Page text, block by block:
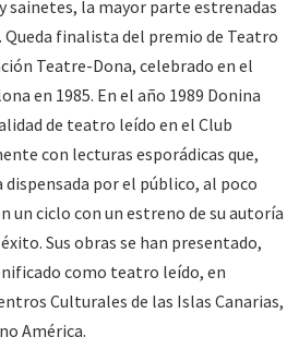
la mayor parte estrenadas
Queda finalista del premio de Teatro
Teatre-Dona, celebrado en el
en 1985. En el año 1989 Donina
de teatro leído en el Club
con lecturas esporádicas que,
dispensada por el público, al poco
un ciclo con un estreno de su autoría
Sus obras se han presentado,
como teatro leído, en
Culturales de las Islas Canarias,
América.